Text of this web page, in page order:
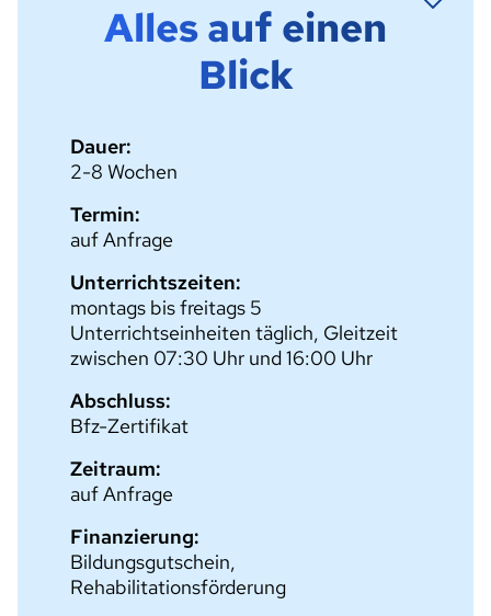
Alles auf einen
Blick
Dauer:
2-8 Wochen
Termin:
auf Anfrage
Unterrichtszeiten:
montags bis freitags 5
Unterrichtseinheiten täglich, Gleitzeit
zwischen 07:30 Uhr und 16:00 Uhr
Abschluss:
Bfz-Zertifikat
Zeitraum:
auf Anfrage
Finanzierung:
Bildungsgutschein,
Rehabilitationsförderung